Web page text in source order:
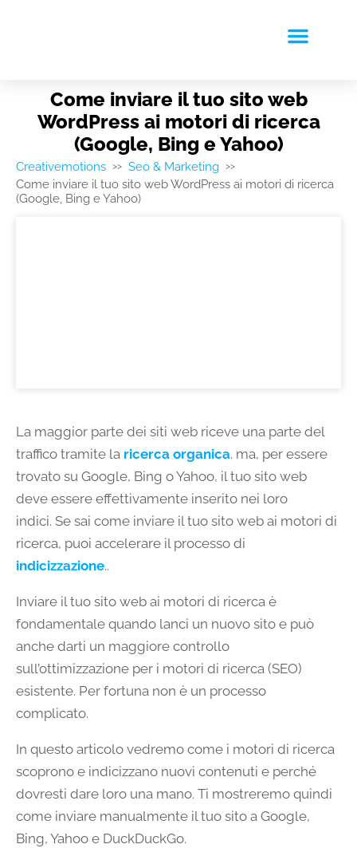
Come inviare il tuo sito web
WordPress ai motori di ricerca
(Google, Bing e Yahoo)
Creativemotions >> Seo & Marketing >>
Come inviare il tuo sito web WordPress ai motori di ricerca
(Google, Bing e Yahoo)
La maggior parte dei siti web riceve una parte del
traffico tramite la ricerca organica. ma, per essere
trovato su Google, Bing o Yahoo, il tuo sito web
deve essere effettivamente inserito nei loro
indici. Se sai come inviare il tuo sito web ai motori di
ricerca, puoi accelerare il processo di
indicizzazione..
Inviare il tuo sito web ai motori di ricerca è
fondamentale quando lanci un nuovo sito e può
anche darti un maggiore controllo
sull’ottimizzazione per i motori di ricerca (SEO)
esistente. Per fortuna non è un processo
complicato.
In questo articolo vedremo come i motori di ricerca
scoprono e indicizzano nuovi contenuti e perché
dovresti dare loro una mano. Ti mostreremo quindi
come inviare manualmente il tuo sito a Google,
Bing, Yahoo e DuckDuckGo.